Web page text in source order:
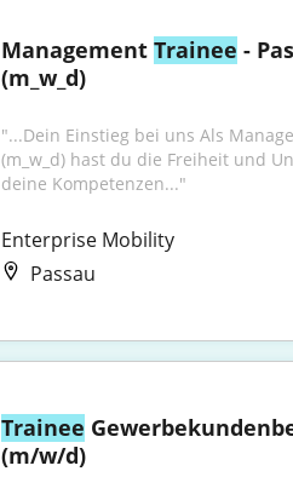
Management Trainee -
(m_w_d)
"...Dein Einstieg bei uns Als
(m_w_d) hast du die Freiheit und
deine Kompetenzen..."
Enterprise Mobility
Passau
Trainee
(m/w/d)